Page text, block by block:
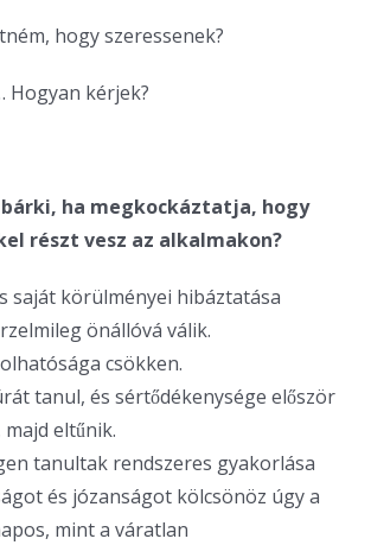
hogy szeressenek?
Hogyan kérjek?
ha megkockáztatja, hogy
részt vesz az alkalmakon?
saját körülményei hibáztatása
önállóvá válik.
csökken.
tanul, és sértődékenysége először
eltűnik.
tanultak rendszeres gyakorlása
és józanságot kölcsönöz úgy a
mint a váratlan